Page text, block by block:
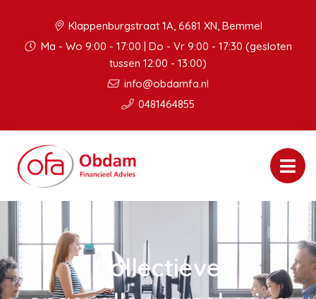
Klappenburgstraat 1A, 6681 XN, Bemmel
Ma - Wo 9:00 - 17:00 | Do - Vr 9:00 - 17:30 (gesloten
tussen 12:00 - 13:00)
info@obdamfa.nl
0481464855
Collectieve